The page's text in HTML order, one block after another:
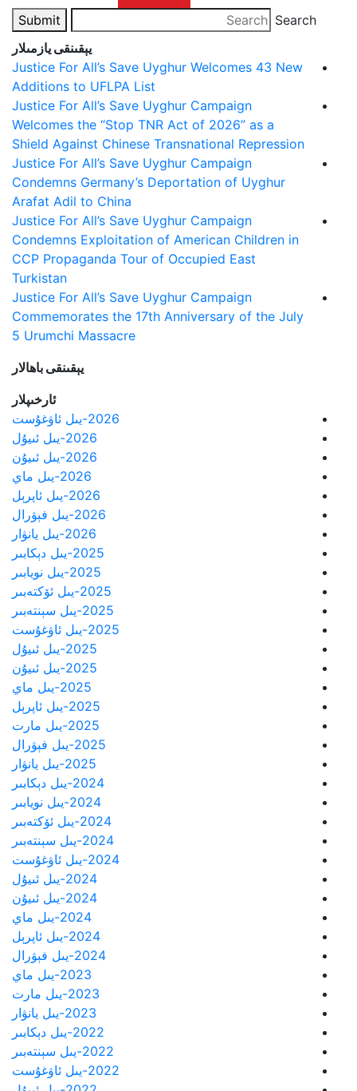
Search
Submit
يېقىنقى يازمىلار
Justice For All’s Save Uyghur Welcomes 43 New
Additions to UFLPA List
Justice For All’s Save Uyghur Campaign
Welcomes the “Stop TNR Act of 2026” as a
Shield Against Chinese Transnational Repression
Justice For All’s Save Uyghur Campaign
Condemns Germany’s Deportation of Uyghur
Arafat Adil to China
Justice For All’s Save Uyghur Campaign
Condemns Exploitation of American Children in
CCP Propaganda Tour of Occupied East
Turkistan
Justice For All’s Save Uyghur Campaign
Commemorates the 17th Anniversary of the July
5 Urumchi Massacre
يېقىنقى باھالار
ئارخىپلار
2026-يىل ئاۋغۇست
2026-يىل ئىيۇل
2026-يىل ئىيۇن
2026-يىل ماي
2026-يىل ئاپرېل
2026-يىل فېۋرال
2026-يىل يانۋار
2025-يىل دېكابىر
2025-يىل نويابىر
2025-يىل ئۆكتەبىر
2025-يىل سېنتەبىر
2025-يىل ئاۋغۇست
2025-يىل ئىيۇل
2025-يىل ئىيۇن
2025-يىل ماي
2025-يىل ئاپرېل
2025-يىل مارت
2025-يىل فېۋرال
2025-يىل يانۋار
2024-يىل دېكابىر
2024-يىل نويابىر
2024-يىل ئۆكتەبىر
2024-يىل سېنتەبىر
2024-يىل ئاۋغۇست
2024-يىل ئىيۇل
2024-يىل ئىيۇن
2024-يىل ماي
2024-يىل ئاپرېل
2024-يىل فېۋرال
2023-يىل ماي
2023-يىل مارت
2023-يىل يانۋار
2022-يىل دېكابىر
2022-يىل سېنتەبىر
2022-يىل ئاۋغۇست